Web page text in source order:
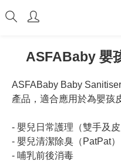
ASFABaby 嬰
ASFABaby Baby
產品，適合應用於為嬰孩
- 嬰兒日常護理（雙手及皮
- 嬰兒清潔除臭（PatPat）
- 哺乳前後消毒